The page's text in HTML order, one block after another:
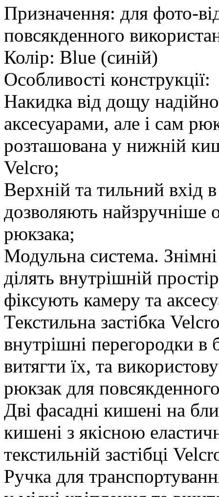
Призначення: для фото-
повсякденного
Колір: Blue (синій)
Особливості конструкції:
Накидка від дощу
аксесуарами, але і сам
розташована у нижній
Velcro;
Верхній та тильний вхід
дозволяють найзручніше
рюкзака;
Модульна система.
ділять внутрішній
фіксують камеру та
Текстильна застібка
внутрішні перегородки в
витягти їх, та
рюкзак для
Дві фасадні кишені на
кишені з якісною
текстильній застібці
Ручка для